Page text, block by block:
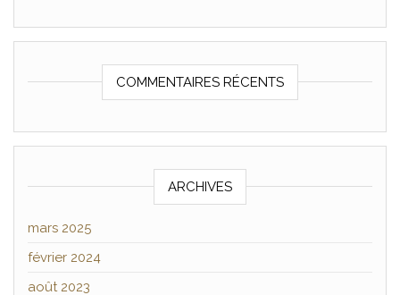
COMMENTAIRES RÉCENTS
ARCHIVES
mars 2025
février 2024
août 2023